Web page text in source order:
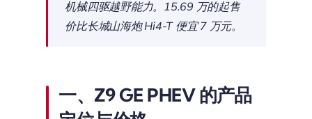
机械四驱越野能力。15.69 万的起售
价比长城山海炮 Hi4-T 便宜 7 万元。
一、Z9 GE PHEV 的产品